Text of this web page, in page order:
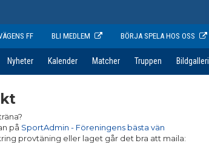
FF BLI MEDLEM BÖRJA SPELA HOS OSS
Nyheter Kalender Matcher Truppen Bildgalleri
på SportAdmin - Föreningens bästa vän
provtäning eller laget går det bra att maila: